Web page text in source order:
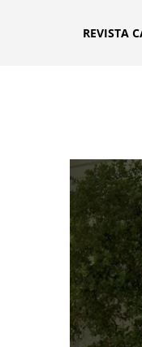
REVISTA